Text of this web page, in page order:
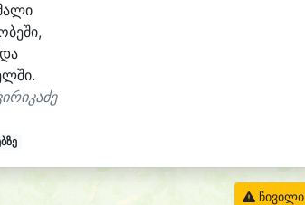
ლი
ბეში,
და
ში.
ჩივილი